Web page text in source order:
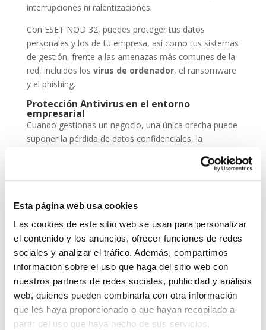
Esta página web usa cookies
Las cookies de este sitio web se usan para personalizar
el contenido y los anuncios, ofrecer funciones de redes
sociales y analizar el tráfico. Además, compartimos
información sobre el uso que haga del sitio web con
nuestros partners de redes sociales, publicidad y análisis
web, quienes pueden combinarla con otra información
que les haya proporcionado o que hayan recopilado a
partir del uso que haya hecho de sus servicios.
interrupciones ni ralentizaciones.
Con ESET NOD 32, puedes proteger tus datos
personales y los de tu empresa, así como tus sistemas
de gestión, frente a las amenazas más comunes de la
red, incluidos los virus de ordenador, el ransomware
y el phishing.
Protección Antivirus en el entorno
empresarial
Cuando gestionas un negocio, una única brecha puede
suponer la pérdida de datos confidenciales, la
protección antivirusno
puede ser una opción, sino una inversión
cibernética.
ESET NOD 32 ofrece versiones adaptadas para
entornos empresariales, con consolas de
administración remota y escaneos programados. De
este modo, puedes garantizar que todos los
dispositivos de tu red estén seguros, actualizados y
libres de amenazas.
Grupo-System, ¿Quiénes somos?